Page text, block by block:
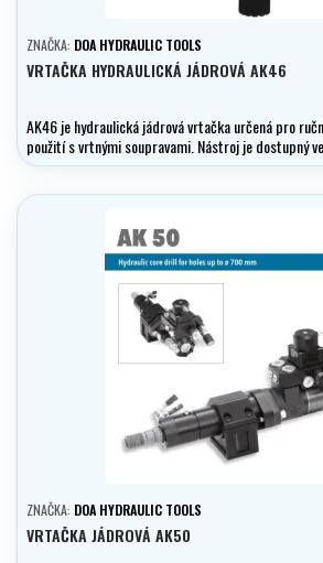
ZNAČKA: DOA HYDRAULIC TOOLS
VRTAČKA HYDRAULICKÁ JÁDROVÁ AK46
AK46 je hydraulická jádrová vrtačka určená pro
použití s vrtnými soupravami. Nástroj je dostupný
konfiguracích.
ZNAČKA: DOA HYDRAULIC TOOLS
VRTAČKA JÁDROVÁ AK50